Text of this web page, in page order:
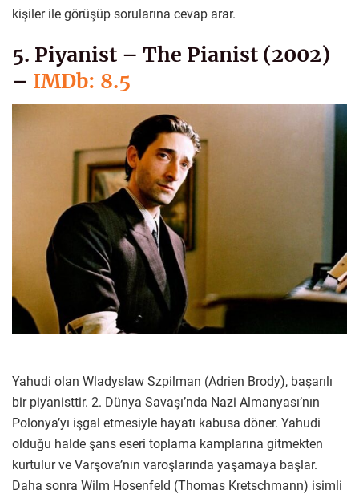
kişiler ile görüşüp sorularına cevap arar.
5. Piyanist – The Pianist (2002)
– IMDb: 8.5
Yahudi olan Wladyslaw Szpilman (Adrien Brody), başarılı
bir piyanisttir. 2. Dünya Savaşı’nda Nazi Almanyası’nın
Polonya’yı işgal etmesiyle hayatı kabusa döner. Yahudi
olduğu halde şans eseri toplama kamplarına gitmekten
kurtulur ve Varşova’nın varoşlarında yaşamaya başlar.
Daha sonra Wilm Hosenfeld (Thomas Kretschmann) isimli